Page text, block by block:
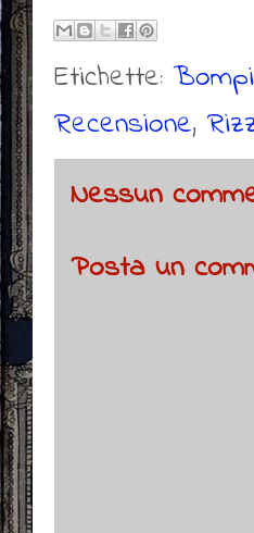
Etichette:
Recensione,
Nessun
Posta un